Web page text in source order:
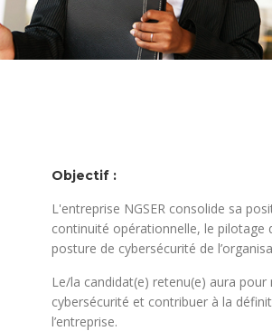
Objectif :
L'entreprise NGSER consolide sa
continuité opérationnelle, le
posture de cybersécurité de
Le/la candidat(e) retenu(e) aura
cybersécurité et contribuer à la
l’entreprise.